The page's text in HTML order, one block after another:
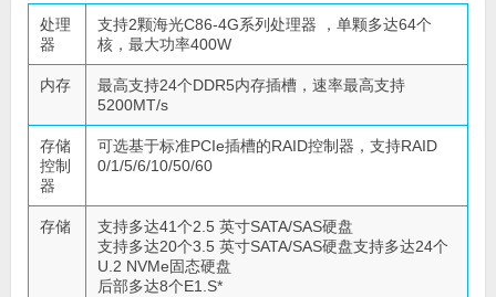
处理
器
支持2颗海光C86-4G系列处理器 ，单颗多达64个
核，最大功率400W
内存
最高支持24个DDR5内存插槽，速率最高支持
5200MT/s
存储
控制
器
可选基于标准PCIe插槽的RAID控制器，支持RAID
0/1/5/6/10/50/60
存储
支持多达41个2.5 英寸SATA/SAS硬盘
支持多达20个3.5 英寸SATA/SAS硬盘支持多达24个
U.2 NVMe固态硬盘
后部多达8个E1.S*